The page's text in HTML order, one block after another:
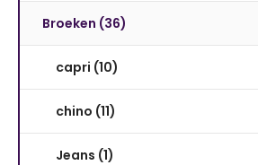
Broeken (36)
capri (10)
chino (11)
Jeans (1)